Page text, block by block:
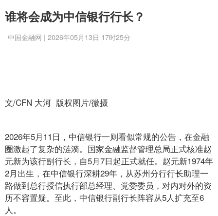
谁将会成为中信银行行长？
中国金融网 | 2026年05月13日 17时25分
文/CFN 大河 版权图片/微摄
2026年5月11日，中信银行一则看似常规的公告，在金融
圈激起了复杂的涟漪。国家金融监督管理总局正式核准赵
元新为该行副行长，自5月7日起正式就任。赵元新1974年
2月出生，在中信银行深耕29年，从苏州分行行长助理一
路做到总行授信执行部总经理、党委委员，对内对外的资
历不容置疑。至此，中信银行副行长阵容从5人扩充至6
人。